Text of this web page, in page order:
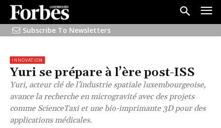
Subscribe To Newsletters
INNOVATION
Yuri se prépare à l’ère post-ISS
Yuri, acteur clé de l'industrie spatiale luxembourgeoise,
avance la recherche en microgravité avec des projets
comme ScienceTaxi et une bio-imprimante 3D pour des
applications médicales.